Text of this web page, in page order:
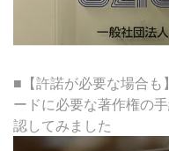
■【許諾が必要な場合も
ードに必要な著作権の
認してみました